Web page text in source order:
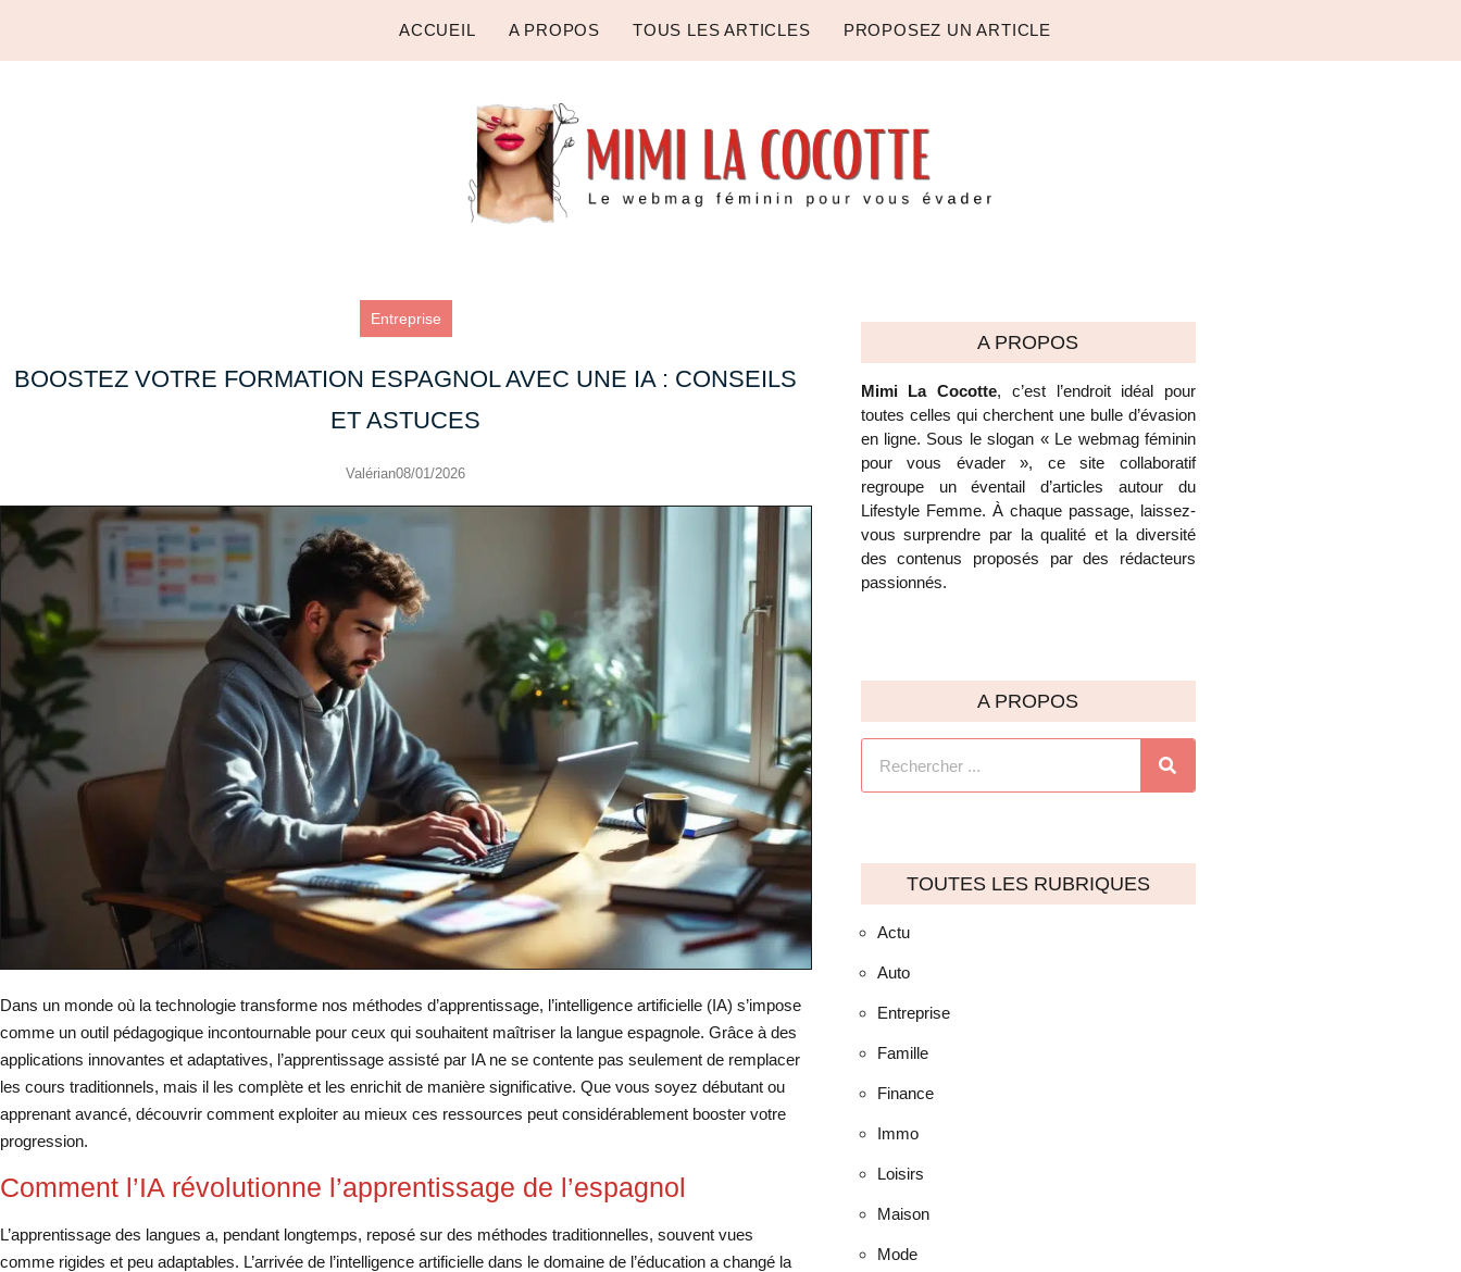
ACCUEIL A PROPOS TOUS LES ARTICLES PROPOSEZ UN ARTICLE
Entreprise
BOOSTEZ VOTRE FORMATION ESPAGNOL AVEC UNE IA : CONSEILS
ET ASTUCES
Valérian08/01/2026
Dans un monde où la technologie transforme nos méthodes d’apprentissage, l’intelligence artificielle (IA) s’impose
comme un outil pédagogique incontournable pour ceux qui souhaitent maîtriser la langue espagnole. Grâce à des
applications innovantes et adaptatives, l’apprentissage assisté par IA ne se contente pas seulement de remplacer
les cours traditionnels, mais il les complète et les enrichit de manière significative. Que vous soyez débutant ou
apprenant avancé, découvrir comment exploiter au mieux ces ressources peut considérablement booster votre
progression.
Comment l’IA révolutionne l’apprentissage de l’espagnol
L’apprentissage des langues a, pendant longtemps, reposé sur des méthodes traditionnelles, souvent vues
comme rigides et peu adaptables. L’arrivée de l’intelligence artificielle dans le domaine de l’éducation a changé la
A PROPOS
Mimi La Cocotte, c’est l’endroit idéal pour
toutes celles qui cherchent une bulle d’évasion
en ligne. Sous le slogan « Le webmag féminin
pour vous évader », ce site collaboratif
regroupe un éventail d’articles autour du
Lifestyle Femme. À chaque passage, laissez-
vous surprendre par la qualité et la diversité
des contenus proposés par des rédacteurs
passionnés.
A PROPOS
TOUTES LES RUBRIQUES
Actu
Auto
Entreprise
Famille
Finance
Immo
Loisirs
Maison
Mode